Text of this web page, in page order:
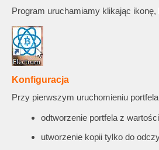
Program uruchamiamy klikając ikonę,
Konfiguracja
Przy pierwszym uruchomieniu
odtworzenie portfela z
utworzenie kopii tylko do